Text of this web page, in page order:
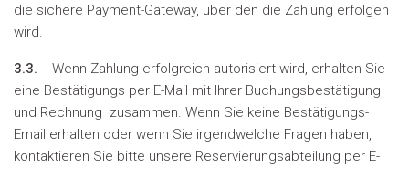
die sichere Payment-Gateway, über den die Zahlung erfolgen
wird.
3.3. Wenn Zahlung erfolgreich autorisiert wird, erhalten Sie
eine Bestätigungs per E-Mail mit Ihrer Buchungsbestätigung
und Rechnung zusammen. Wenn Sie keine Bestätigungs-
Email erhalten oder wenn Sie irgendwelche Fragen haben,
kontaktieren Sie bitte unsere Reservierungsabteilung per E-